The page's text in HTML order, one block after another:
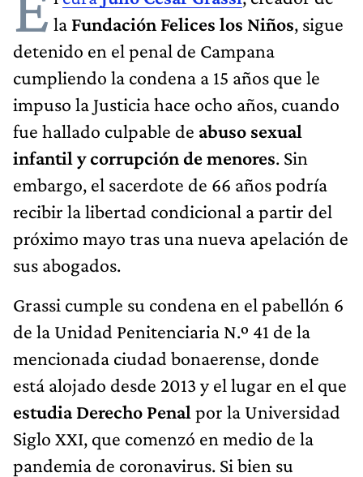
la Fundación Felices los Niños, sigue
detenido en el penal de Campana
cumpliendo la condena a 15 años que le
impuso la Justicia hace ocho años, cuando
fue hallado culpable de abuso sexual
infantil y corrupción de menores. Sin
embargo, el sacerdote de 66 años podría
recibir la libertad condicional a partir del
próximo mayo tras una nueva apelación de
sus abogados.
Grassi cumple su condena en el pabellón 6
de la Unidad Penitenciaria N.º 41 de la
mencionada ciudad bonaerense, donde
está alojado desde 2013 y el lugar en el que
estudia Derecho Penal por la Universidad
Siglo XXI, que comenzó en medio de la
pandemia de coronavirus. Si bien su